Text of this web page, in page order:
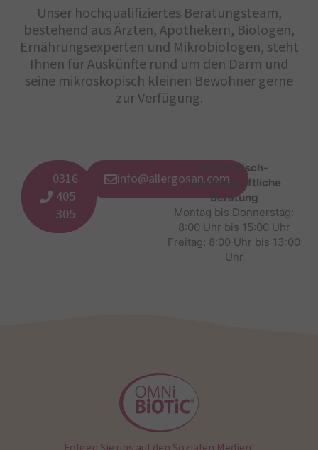
Unser hochqualifiziertes Beratungsteam,
bestehend aus Ärzten, Apothekern, Biologen,
Ernährungsexperten und Mikrobiologen, steht
Ihnen für Auskünfte rund um den Darm und
seine mikroskopisch kleinen Bewohner gerne
zur Verfügung.
0316
405
305
info@allergosan.com
Medizinisch-
wissenschaftliche
Beratung
Montag bis Donnerstag:
8:00 Uhr bis 15:00 Uhr
Freitag: 8:00 Uhr bis 13:00
Uhr